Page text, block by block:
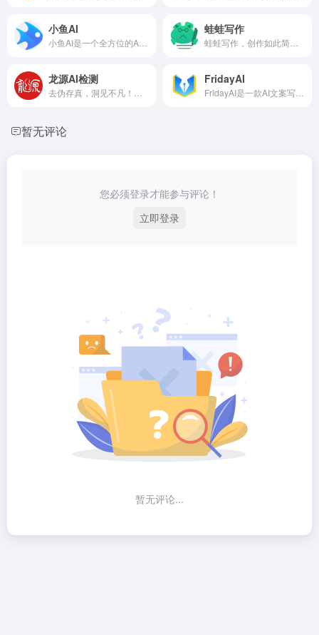
小鱼AI
小鱼AI是一个全方位的AI写作助手！
蛙蛙写作
蛙蛙写作，创作如此简单！
龙源AI检测
去伪存真，洞见不凡！保障文本的原创性和学术诚信！
FridayAI
FridayAI是一款AI文案写作平台，全场景媒体运营神器！
暂无评论
您必须登录才能参与评论！
立即登录
暂无评论...